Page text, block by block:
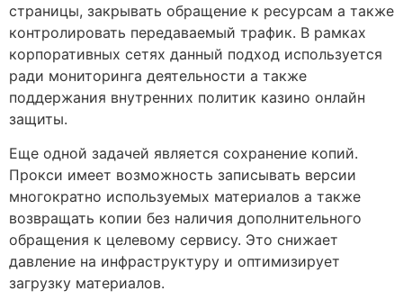
страницы, закрывать обращение к ресурсам а также
контролировать передаваемый трафик. В рамках
корпоративных сетях данный подход используется
ради мониторинга деятельности а также
поддержания внутренних политик казино онлайн
защиты.
Еще одной задачей является сохранение копий.
Прокси имеет возможность записывать версии
многократно используемых материалов а также
возвращать копии без наличия дополнительного
обращения к целевому сервису. Это снижает
давление на инфраструктуру и оптимизирует
загрузку материалов.